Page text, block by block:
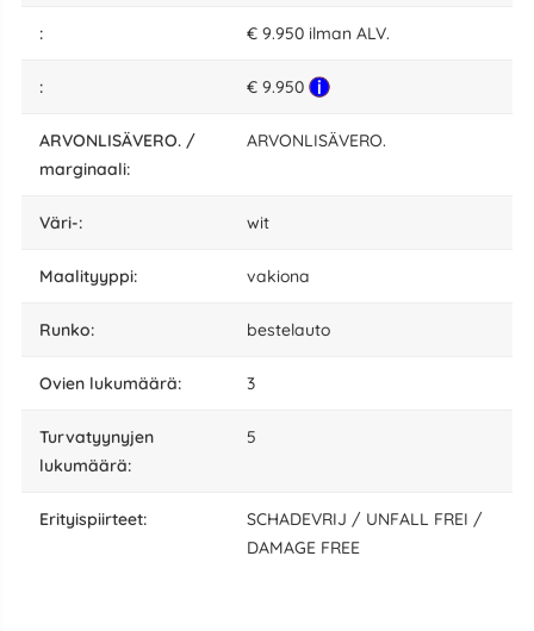
: € 9.950 ilman ALV.
: € 9.950
ARVONLISÄVERO. /
marginaali:
ARVONLISÄVERO.
väri-: wit
maalityyppi: vakiona
runko: bestelauto
ovien lukumäärä: 3
turvatyynyjen
lukumäärä:
5
erityispiirteet:
SCHADEVRIJ / UNFALL FREI /
DAMAGE FREE